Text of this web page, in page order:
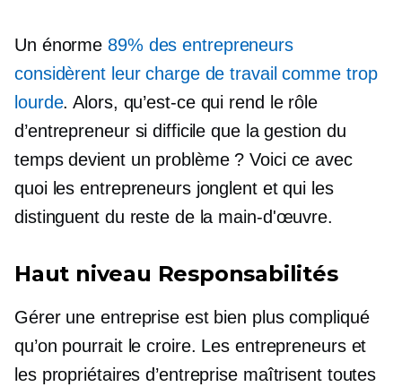
Un énorme 89% des entrepreneurs
considèrent leur charge de travail comme trop
lourde. Alors, qu’est-ce qui rend le rôle
d’entrepreneur si difficile que la gestion du
temps devient un problème ? Voici ce avec
quoi les entrepreneurs jonglent et qui les
distinguent du reste de la main-d'œuvre.
Haut niveau Responsabilités
Gérer une entreprise est bien plus compliqué
qu’on pourrait le croire. Les entrepreneurs et
les propriétaires d’entreprise maîtrisent toutes